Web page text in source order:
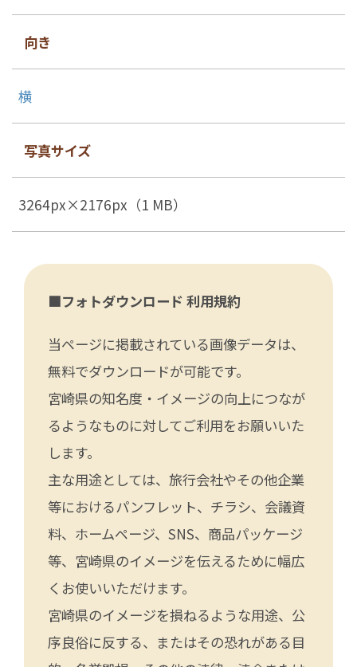
向き
横
写真サイズ
3264px×2176px（1 MB）
■フォトダウンロード 利用規約
当ページに掲載されている画像データは、
無料でダウンロードが可能です。
宮崎県の知名度・イメージの向上につなが
るようなものに対してご利用をお願いいた
します。
主な用途としては、旅行会社やその他企業
等におけるパンフレット、チラシ、会議資
料、ホームページ、SNS、商品パッケージ
等、宮崎県のイメージを伝えるために幅広
くお使いいただけます。
宮崎県のイメージを損ねるような用途、公
序良俗に反する、またはその恐れがある目